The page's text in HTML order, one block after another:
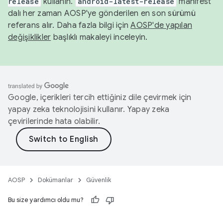
dalı her zaman AOSP'ye gönderilen en son sürümü
referans alır. Daha fazla bilgi içinAOSP'de yapılan
değişiklikler başlıklı makaleyi inceleyin.
Google, içerikleri tercih ettiğiniz dile çevirmek için
yapay zeka teknolojisini kullanır. Yapay zeka
çevirilerinde hata olabilir.
AOSP Dokümanlar Güvenlik
Bu size yardımcı oldu mu?